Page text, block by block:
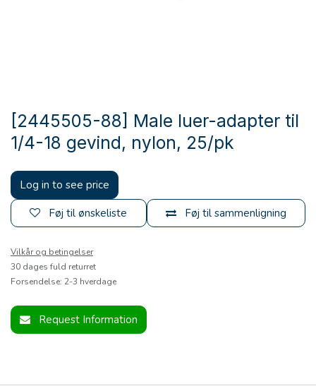
[2445505-88] Male luer-adapter til
1/4-18 gevind, nylon, 25/pk
Log in to see price
Føj til sammenligning
Føj til ønskeliste
Vilkår og betingelser
30 dages fuld returret
Forsendelse: 2-3 hverdage
Request Information